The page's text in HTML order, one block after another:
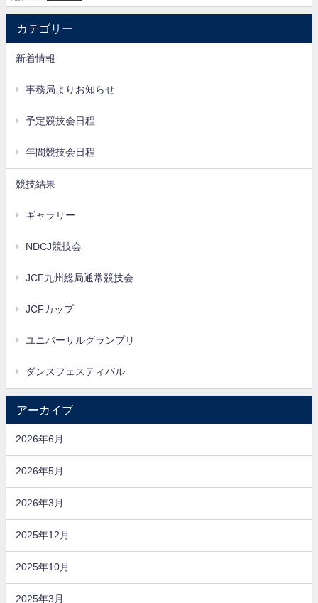
カテゴリー
新着情報
事務局よりお知らせ
予定競技会日程
年間競技会日程
競技結果
ギャラリー
NDCJ競技会
JCF九州総局通常競技会
JCFカップ
ユニバーサルグランプリ
ダンスフェスティバル
アーカイブ
2026年6月
2026年5月
2026年3月
2025年12月
2025年10月
2025年3月